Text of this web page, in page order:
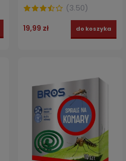
(3.50)
19,99 zł do koszyka